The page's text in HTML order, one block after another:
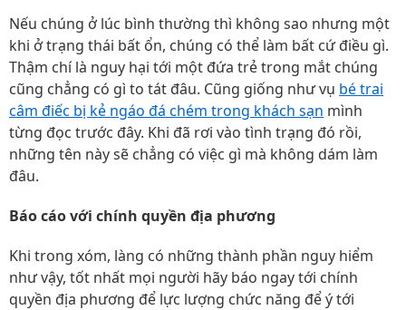
Nếu chúng ở lúc bình thường thì không sao nhưng một
khi ở trạng thái bất ổn, chúng có thể làm bất cứ điều gì.
Thậm chí là nguy hại tới một đứa trẻ trong mắt chúng
cũng chẳng có gì to tát đâu. Cũng giống như vụ bé trai
câm điếc bị kẻ ngáo đá chém trong khách sạn mình
từng đọc trước đây. Khi đã rơi vào tình trạng đó rồi,
những tên này sẽ chẳng có việc gì mà không dám làm
đâu.
Báo cáo với chính quyền địa phương
Khi trong xóm, làng có những thành phần nguy hiểm
như vậy, tốt nhất mọi người hãy báo ngay tới chính
quyền địa phương để lực lượng chức năng để ý tới